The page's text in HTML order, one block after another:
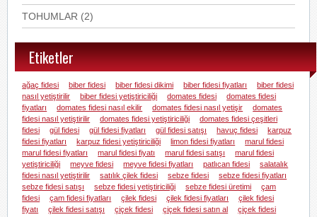
TOHUMLAR (2)
Etiketler
ağaç fidesi biber fidesi biber fidesi dikimi biber fidesi fiyatları
biber fidesi
nasıl yetiştirilir
biber fidesi yetiştiriciliği domates fidesi
domates fidesi
fiyatları
domates fidesi nasıl ekilir domates fidesi nasıl yetişir
domates
fidesi nasıl yetiştirilir
domates fidesi yetiştiriciliği
domates fidesi çeşitleri
fidesi
gül fidesi gül fidesi fiyatları gül fidesi satışı havuç fidesi
karpuz
fidesi fiyatları
karpuz fidesi yetiştiriciliği limon fidesi fiyatları
marul fidesi
marul fidesi fiyatları
marul fidesi fiyatı marul fidesi satışı
marul fidesi
yetiştiriciliği
meyve fidesi meyve fidesi fiyatları patlıcan fidesi
salatalık
fidesi nasıl yetiştirilir
satılık çilek fidesi sebze fidesi
sebze fidesi fiyatları
sebze fidesi satışı
sebze fidesi yetiştiriciliği sebze fidesi üretimi
çam
fidesi
çam fidesi fiyatları çilek fidesi çilek fidesi fiyatları
çilek fidesi
fiyatı
çilek fidesi satışı çiçek fidesi çiçek fidesi satın al
çiçek fidesi